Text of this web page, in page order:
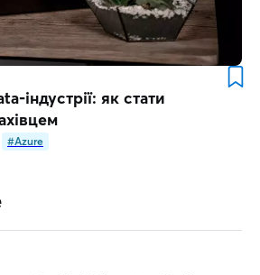
індустрії: як стати
#Azure